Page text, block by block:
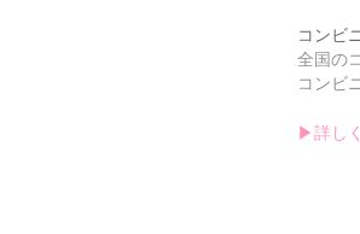
コンビ
全国の
コンビ
▶︎詳し